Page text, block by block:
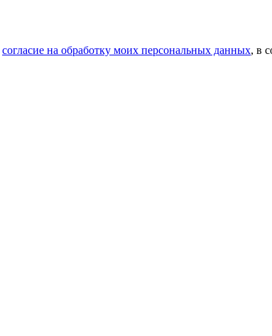
согласие на обработку моих персональных данных, в